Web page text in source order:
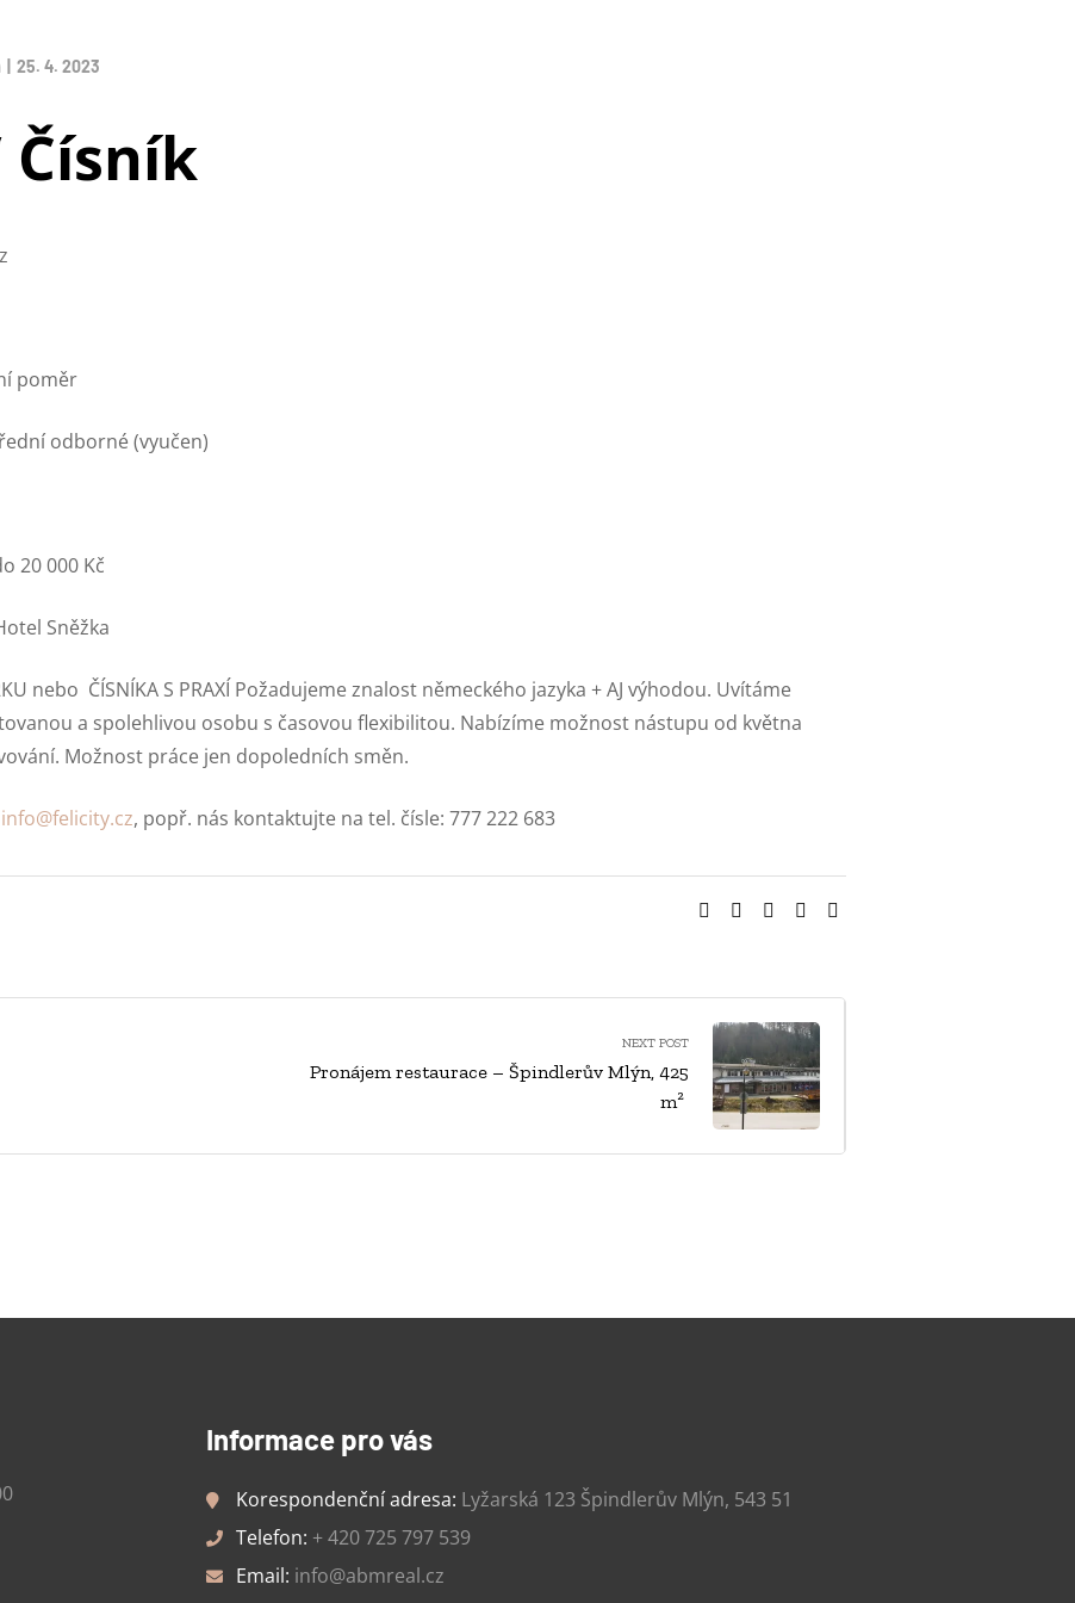
25. 4. 2023
poměr
odborné (vyučen)
20 000 Kč
Sněžka
nebo ČÍSNÍKA S PRAXÍ Požadujeme znalost německého jazyka + AJ výhodou. Uvítáme
a spolehlivou osobu s časovou flexibilitou. Nabízíme možnost nástupu od května
Možnost práce jen dopoledních směn.
info@felicity.cz, popř. nás kontaktujte na tel. čísle: 777 222 683
SHARE:
NEXT POST
Pronájem restaurace – Špindlerův Mlýn, 425
m²
Informace pro vás
Korespondenční adresa: Lyžarská 123 Špindlerův Mlýn, 543 51
Telefon: + 420 725 797 539
Email: info@abmreal.cz